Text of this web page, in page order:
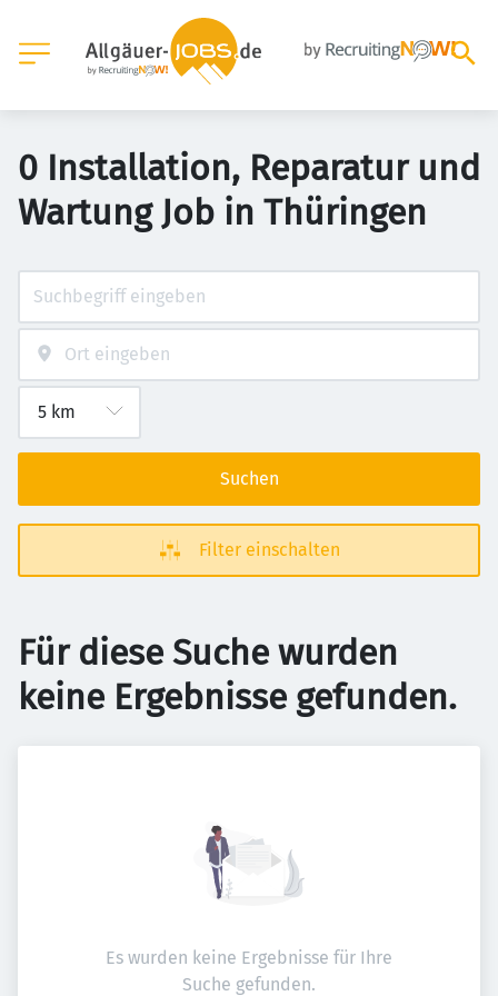
0 Installation, Reparatur und
Wartung Job in Thüringen
Suchen
Filter einschalten
Für diese Suche wurden
keine Ergebnisse gefunden.
Es wurden keine Ergebnisse für Ihre
Suche gefunden.